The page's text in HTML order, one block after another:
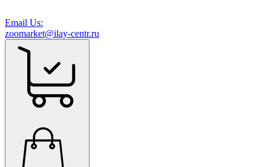
Email Us:
zoomarket@ilay-centr.ru